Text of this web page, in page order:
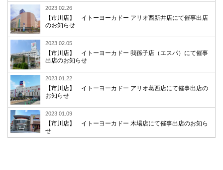
2023.02.26
【市川店】 イトーヨーカドー アリオ西新井店にて催事出店
のお知らせ
2023.02.05
【市川店】 イトーヨーカドー 我孫子店（エスパ）にて催事
出店のお知らせ
2023.01.22
【市川店】 イトーヨーカドー アリオ葛西店にて催事出店の
お知らせ
2023.01.09
【市川店】 イトーヨーカドー 木場店にて催事出店のお知ら
せ